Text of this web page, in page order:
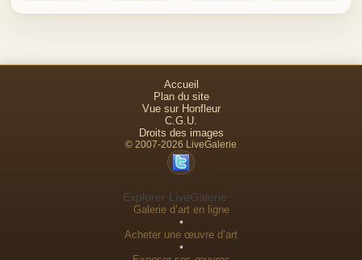
Accueil
Plan du site
Vue sur Honfleur
C.G.U.
Droits des images
© 2007-2026 LiveGalerie
Explorer LiveGalerie :
Galerie d’art en ligne
•
Acheter une œuvre d’art
•